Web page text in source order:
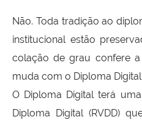
Não. Toda tradição ao
institucional estão
colação de grau confere
muda com o Diploma Digital.
O Diploma Digital terá
Diploma Digital (RVDD)